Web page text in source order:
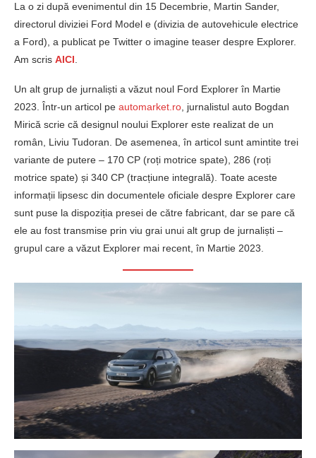
La o zi după evenimentul din 15 Decembrie, Martin Sander,
directorul diviziei Ford Model e (divizia de autovehicule electrice
a Ford), a publicat pe Twitter o imagine teaser despre Explorer.
Am scris AICI
Un alt grup de jurnaliști a văzut noul Ford Explorer în Martie
2023. Într-un articol pe automarket.ro , jurnalistul auto Bogdan
Mirică scrie că designul noului Explorer este realizat de un
român, Liviu Tudoran. De asemenea, în articol sunt amintite trei
variante de putere – 170 CP (roți motrice spate), 286 (roți
motrice spate) și 340 CP (tracțiune integrală). Toate aceste
informații lipsesc din documentele oficiale despre Explorer care
sunt puse la dispoziția presei de către fabricant, dar se pare că
ele au fost transmise prin viu grai unui alt grup de jurnaliști –
grupul care a văzut Explorer mai recent, în Martie 2023.